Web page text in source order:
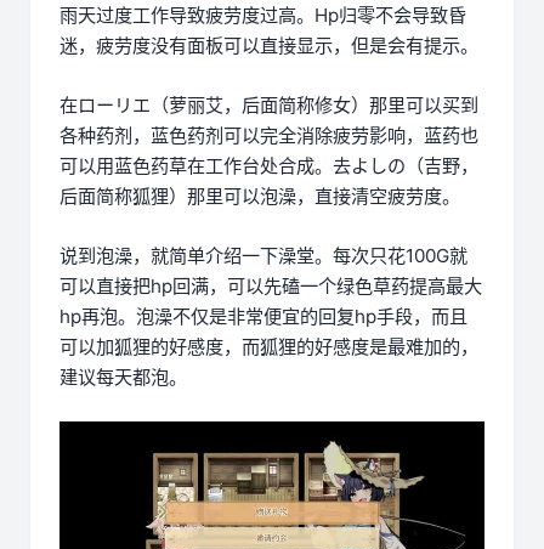
雨天过度工作导致疲劳度过高。Hp归零不会导致昏
迷，疲劳度没有面板可以直接显示，但是会有提示。
在ローリエ（萝丽艾，后面简称修女）那里可以买到
各种药剂，蓝色药剂可以完全消除疲劳影响，蓝药也
可以用蓝色药草在工作台处合成。去よしの（吉野，
后面简称狐狸）那里可以泡澡，直接清空疲劳度。
说到泡澡，就简单介绍一下澡堂。每次只花100G就
可以直接把hp回满，可以先磕一个绿色草药提高最大
hp再泡。泡澡不仅是非常便宜的回复hp手段，而且
可以加狐狸的好感度，而狐狸的好感度是最难加的，
建议每天都泡。